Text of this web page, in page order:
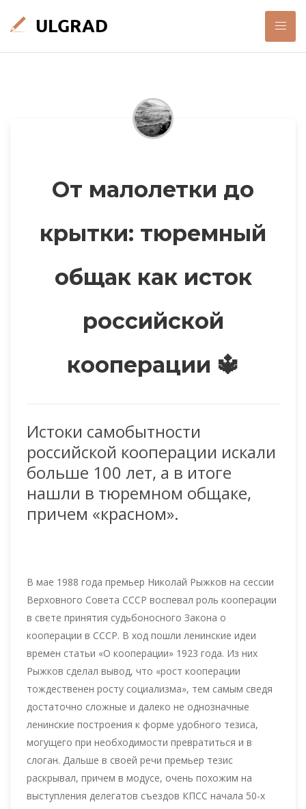
От малолетки до
крытки: тюремный
общак как исток
российской
кооперации 🔱
Истоки самобытности
российской кооперации искали
больше 100 лет, а в итоге
нашли в тюремном общаке,
причем «красном».
В мае 1988 года премьер Николай Рыжков на сессии
Верховного Совета СССР воспевал роль кооперации
в свете принятия судьбоносного Закона о
кооперации в СССР. В ход пошли ленинские идеи
времен статьи «О кооперации» 1923 года. Из них
Рыжков сделал вывод, что «рост кооперации
тождественен росту социализма», тем самым сведя
достаточно сложные и далеко не однозначные
ленинские построения к форме удобного тезиса,
могущего при необходимости превратиться и в
слоган. Дальше в своей речи премьер тезис
раскрывал, причем в модусе, очень похожим на
выступления делегатов съездов КПСС начала 50-х